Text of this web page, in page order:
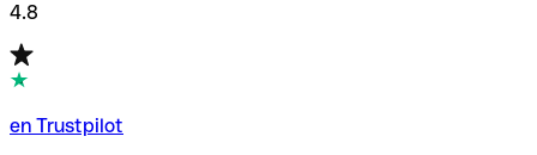
4.8
en Trustpilot